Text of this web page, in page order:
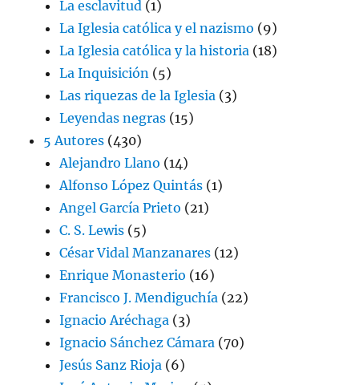
La esclavitud (1)
La Iglesia católica y el nazismo (9)
La Iglesia católica y la historia (18)
La Inquisición (5)
Las riquezas de la Iglesia (3)
Leyendas negras (15)
5 Autores (430)
Alejandro Llano (14)
Alfonso López Quintás (1)
Angel García Prieto (21)
C. S. Lewis (5)
César Vidal Manzanares (12)
Enrique Monasterio (16)
Francisco J. Mendiguchía (22)
Ignacio Aréchaga (3)
Ignacio Sánchez Cámara (70)
Jesús Sanz Rioja (6)